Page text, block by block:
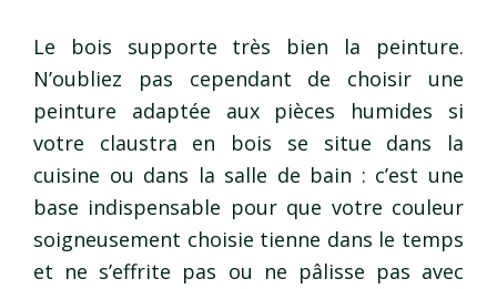
Le bois supporte très bien la peinture.
N’oubliez pas cependant de choisir une
peinture adaptée aux pièces humides si
votre claustra en bois se situe dans la
cuisine ou dans la salle de bain : c’est une
base indispensable pour que votre couleur
soigneusement choisie tienne dans le temps
et ne s’effrite pas ou ne pâlisse pas avec